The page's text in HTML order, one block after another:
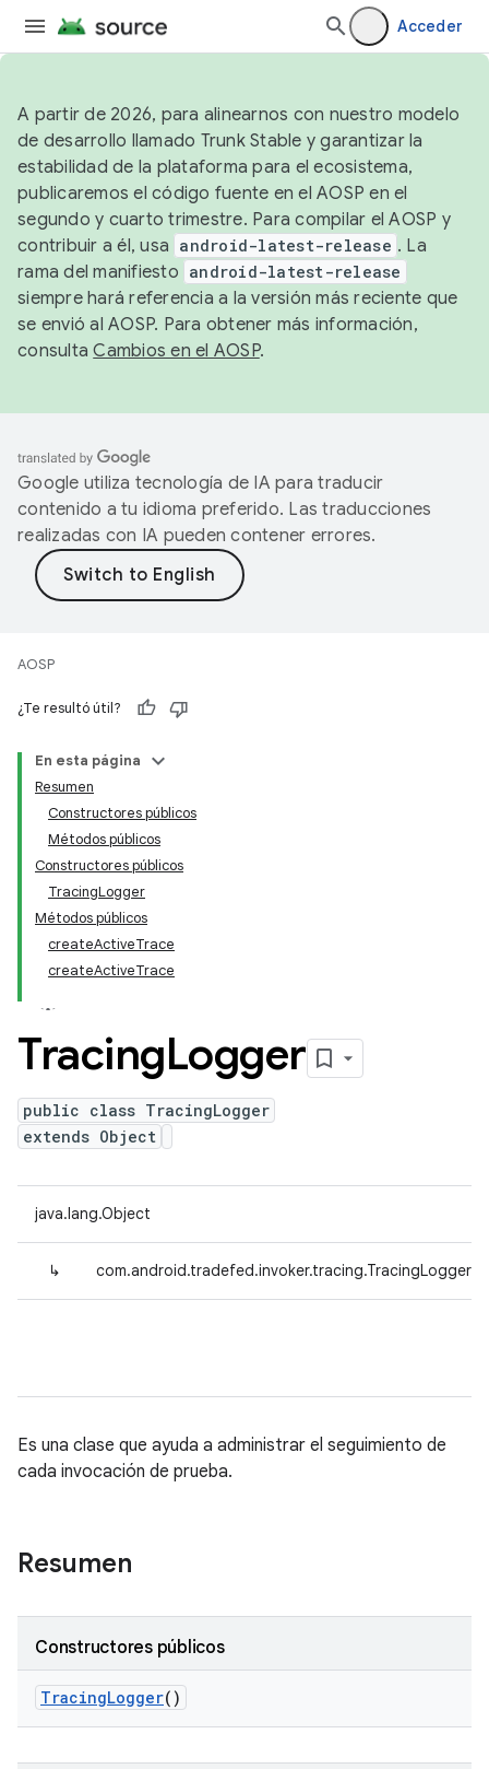
Acceder
A partir de 2026, para alinearnos con nuestro modelo
de desarrollo llamado Trunk Stable y garantizar la
estabilidad de la plataforma para el ecosistema,
publicaremos el código fuente en el AOSP en el
segundo y cuarto trimestre. Para compilar el AOSP y
contribuir a él, usa android-latest-release . La
rama del manifiesto android-latest-release
siempre hará referencia a la versión más reciente que
se envió al AOSP. Para obtener más información,
consultaCambios en el AOSP.
Google utiliza tecnología de IA para traducir
contenido a tu idioma preferido. Las traducciones
realizadas con IA pueden contener errores.
AOSP
¿Te resultó útil?
En esta página
Resumen
Constructores públicos
Métodos públicos
Constructores públicos
TracingLogger
Métodos públicos
createActiveTrace
createActiveTrace
TracingLogger
public class TracingLogger
extends Object
java.lang.Object
↳ com.android.tradefed.invoker.tracing.TracingLogger
Es una clase que ayuda a administrar el seguimiento de
cada invocación de prueba.
Resumen
Constructores públicos
TracingLogger()